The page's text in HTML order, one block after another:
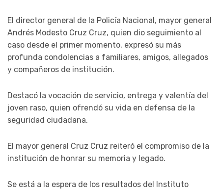
El director general de la Policía Nacional, mayor general
Andrés Modesto Cruz Cruz, quien dio seguimiento al
caso desde el primer momento, expresó su más
profunda condolencias a familiares, amigos, allegados
y compañeros de institución.
Destacó la vocación de servicio, entrega y valentía del
joven raso, quien ofrendó su vida en defensa de la
seguridad ciudadana.
El mayor general Cruz Cruz reiteró el compromiso de la
institución de honrar su memoria y legado.
Se está a la espera de los resultados del Instituto